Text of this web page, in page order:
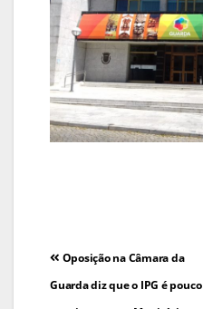
Navegação
de
Oposição na Câmara da
Guarda diz que o IPG é pouco